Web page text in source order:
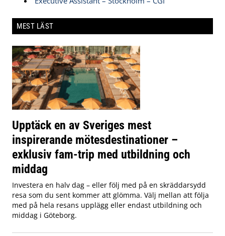
MEST LÄST
Upptäck en av Sveriges mest
inspirerande mötesdestinationer –
exklusiv fam-trip med utbildning och
middag
Investera en halv dag – eller följ med på en skräddarsydd
resa som du sent kommer att glömma. Välj mellan att följa
med på hela resans upplägg eller endast utbildning och
middag i Göteborg.